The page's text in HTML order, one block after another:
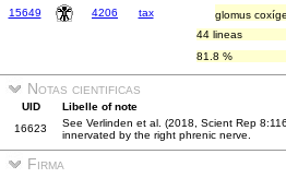
15649
4206 tax glomus
44 lineas
81.8 %
Notas cientificas
UID
Libelle of note
16623
See Verlinden et al. (2018, Scient Rep
innervated by the right phrenic nerve.
Firma